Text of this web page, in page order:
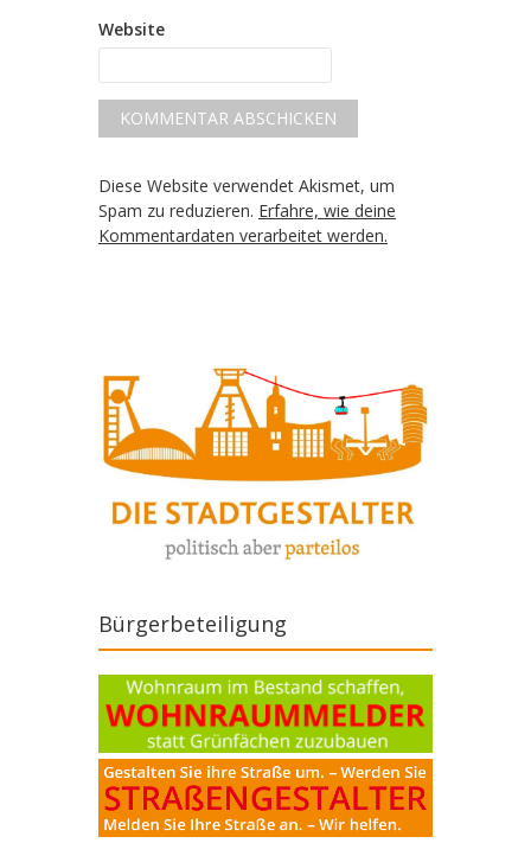
Website
Diese Website verwendet Akismet, um
Spam zu reduzieren. Erfahre, wie deine
Kommentardaten verarbeitet werden.
Bürgerbeteiligung